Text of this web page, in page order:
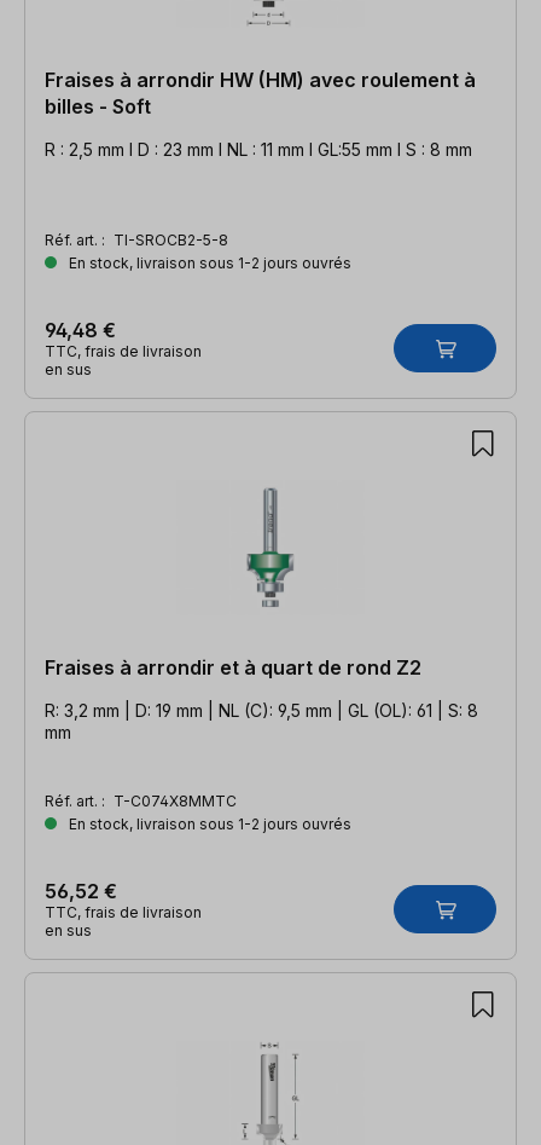
Fraises à arrondir HW (HM) avec roulement à
billes - Soft
R : 2,5 mm l D : 23 mm l NL : 11 mm l GL:55 mm l S : 8 mm
Réf. art. : TI-SROCB2-5-8
En stock, livraison sous 1-2 jours ouvrés
94,48 €
TTC, frais de livraison
en sus
Fraises à arrondir et à quart de rond Z2
R: 3,2 mm | D: 19 mm | NL (C): 9,5 mm | GL (OL): 61 | S: 8
mm
Réf. art. : T-C074X8MMTC
En stock, livraison sous 1-2 jours ouvrés
56,52 €
TTC, frais de livraison
en sus